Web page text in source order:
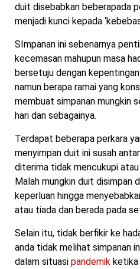
duit disebabkan beberapada
menjadi kunci kepada
SImpanan ini sebenarnya
kecemasan mahupun masa
bersetuju dengan
namun berapa ramai yang
membuat simpanan mungkin
hari dan sebagainya.
Terdapat beberapa perkara
menyimpan duit ini susah
diterima tidak mencukupi
Malah mungkin duit disimpan
keperluan hingga
atau tiada dan berada pada
Selain itu, tidak berfikir ke
anda tidak melihat simpanan
dalam situasi pandemik ketika